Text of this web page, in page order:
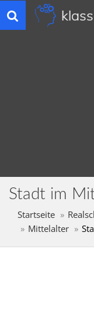
Toggle
navigation
Stadt im
Startseite
Mittelalter